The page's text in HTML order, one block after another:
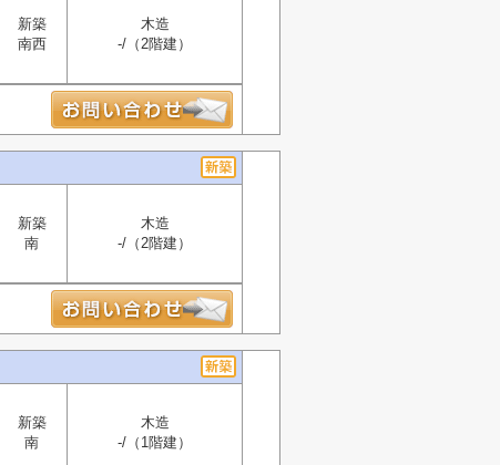
新築
南西
木造
-/（2階建）
新築
南
木造
-/（2階建）
新築
南
木造
-/（1階建）